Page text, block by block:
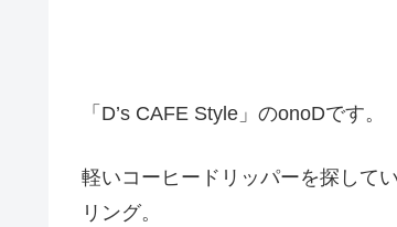
「D’s CAFE Style」のonoDです。
軽いコーヒードリッパーを探して
リング。